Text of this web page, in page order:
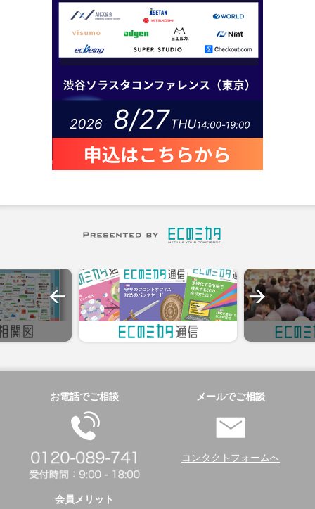
お電話でご相談 メールでご相談
コンタクトフォームへ
会員メリット